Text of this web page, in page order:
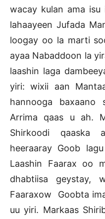
wacay kulan ama
lahaayeen Jufada
loogay oo la marti
ayaa Nabaddoon la
laashin laga
yiri: wixii aan
hannooga baxaano
Arrima qaas u ah.
Shirkoodi qaaska
heeraaray Goob
Laashin Faarax oo
dhabtiisa geystay,
Faaraxow Goobta
uu yiri. Markaas